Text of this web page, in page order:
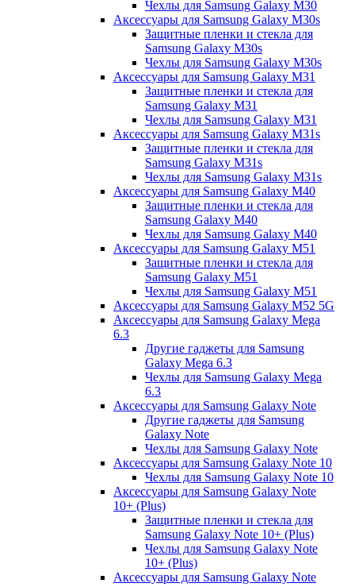
Чехлы для Samsung Galaxy M30
Аксессуары для Samsung Galaxy M30s
Защитные пленки и стекла для
Samsung Galaxy M30s
Чехлы для Samsung Galaxy M30s
Аксессуары для Samsung Galaxy M31
Защитные пленки и стекла для
Samsung Galaxy M31
Чехлы для Samsung Galaxy M31
Аксессуары для Samsung Galaxy M31s
Защитные пленки и стекла для
Samsung Galaxy M31s
Чехлы для Samsung Galaxy M31s
Аксессуары для Samsung Galaxy M40
Защитные пленки и стекла для
Samsung Galaxy M40
Чехлы для Samsung Galaxy M40
Аксессуары для Samsung Galaxy M51
Защитные пленки и стекла для
Samsung Galaxy M51
Чехлы для Samsung Galaxy M51
Аксессуары для Samsung Galaxy M52 5G
Аксессуары для Samsung Galaxy Mega
6.3
Другие гаджеты для Samsung
Galaxy Mega 6.3
Чехлы для Samsung Galaxy Mega
6.3
Аксессуары для Samsung Galaxy Note
Другие гаджеты для Samsung
Galaxy Note
Чехлы для Samsung Galaxy Note
Аксессуары для Samsung Galaxy Note 10
Чехлы для Samsung Galaxy Note 10
Аксессуары для Samsung Galaxy Note
10+ (Plus)
Защитные пленки и стекла для
Samsung Galaxy Note 10+ (Plus)
Чехлы для Samsung Galaxy Note
10+ (Plus)
Аксессуары для Samsung Galaxy Note